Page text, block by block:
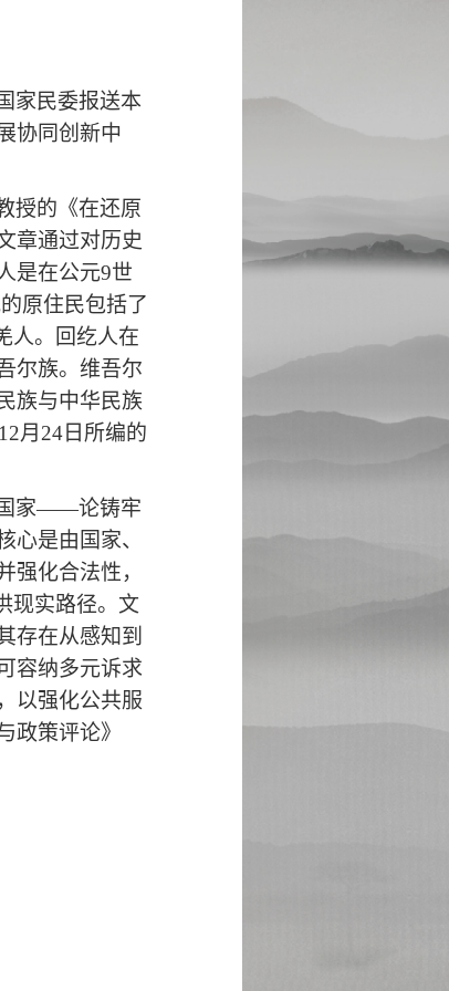
家民委报送本
协同创新中
授的《在还原
章通过对历史
是在公元9世
原住民包括了
人。回纥人在
尔族。维吾尔
族与中华民族
月24日所编的
家——论铸牢
是由国家、
化合法性，
现实路径。文
存在从感知到
容纳多元诉求
以强化公共服
政策评论》